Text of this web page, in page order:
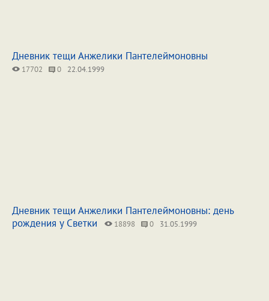
Дневник тещи Анжелики Пантелеймоновны
17702 0 22.04.1999
Дневник тещи Анжелики Пантелеймоновны: день
рождения у Светки
18898 0 31.05.1999